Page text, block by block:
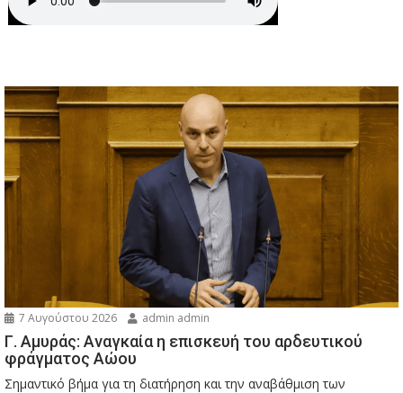
7 Αυγούστου 2026 admin admin
Γ. Αμυράς: Αναγκαία η επισκευή του αρδευτικού
φράγματος Αώου
Σημαντικό βήμα για τη διατήρηση και την αναβάθμιση των